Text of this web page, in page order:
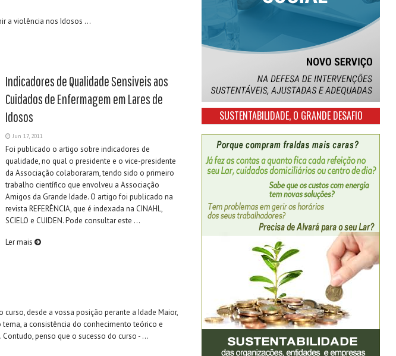
a violência nos Idosos ...
Indicadores de Qualidade Sensiveis aos
Cuidados de Enfermagem em Lares de
Idosos
Jun 17, 2011
Foi publicado o artigo sobre indicadores de
qualidade, no qual o presidente e o vice-presidente
da Associação colaboraram, tendo sido o primeiro
trabalho científico que envolveu a Associação
Amigos da Grande Idade. O artigo foi publicado na
revista REFERÊNCIA, que é indexada na CINAHL,
SCIELO e CUIDEN. Pode consultar este ...
Ler mais
desde a vossa posição perante a Idade Maior,
a consistência do conhecimento teórico e
penso que o sucesso do curso - ...
SUSTENTABILIDADE, O GRANDE DESAFIO